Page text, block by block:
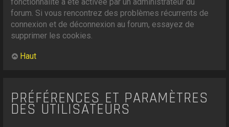
forum. Si vous rencontrez des problèmes récurrents de
connexion et de déconnexion au forum, essayez de
supprimer les cookies.
Haut
PRÉFÉRENCES ET PARAMÈTRES
DES UTILISATEURS